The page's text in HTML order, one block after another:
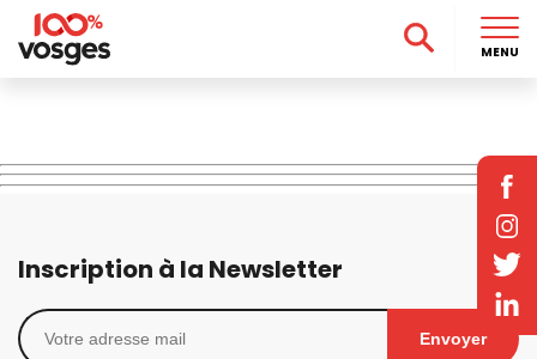
Inscription à la Newsletter
Envoyer
MENU